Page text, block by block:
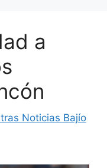
a
Noticias Bajío